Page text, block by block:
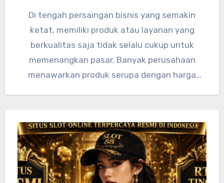
Di tengah persaingan bisnis yang semakin
ketat, memiliki produk atau layanan yang
berkualitas saja tidak selalu cukup untuk
memenangkan pasar. Banyak perusahaan
menawarkan produk serupa dengan harga